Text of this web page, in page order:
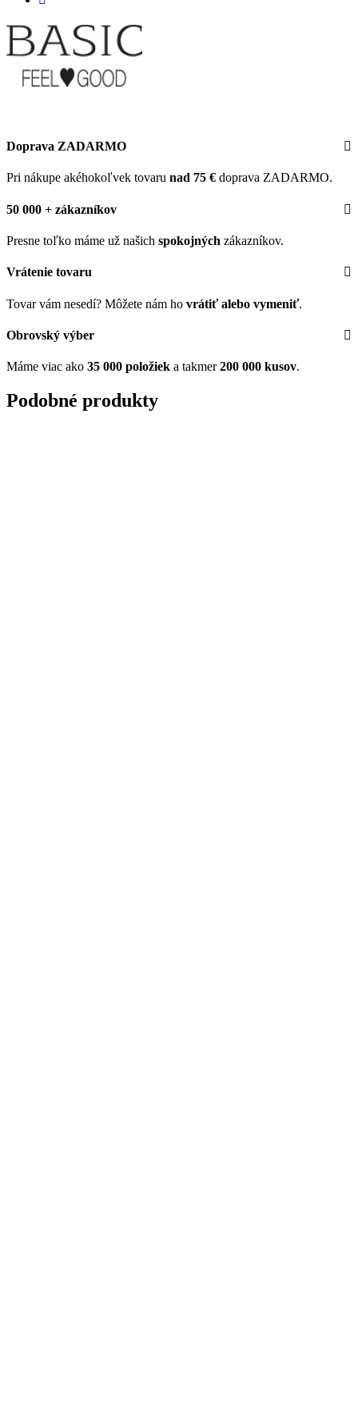
Doprava ZADARMO
Pri nákupe akéhokoľvek tovaru nad 75 € doprava ZADARMO.
50 000 + zákazníkov
Presne toľko máme už našich spokojných zákazníkov.
Vrátenie tovaru
Tovar vám nesedí? Môžete nám ho vrátiť alebo vymeniť.
Obrovský výber
Máme viac ako 35 000 položiek a takmer200 000 kusov.
Podobné produkty